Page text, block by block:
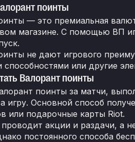
поинты
— это премиальная
магазине. С помощью ВП
не дают игрового
способностями или другие
Валорант поинты
поинты за матчи,
игру. Основной способ
или подарочные карты Riot.
акции и раздачи, а
постоянного способа